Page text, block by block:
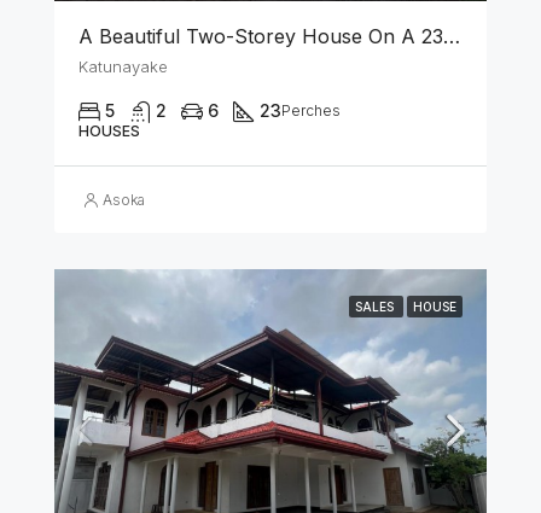
A Beautiful Two-Storey House On A 23 Perch Land Is For Sale In Katunayake
Katunayake
5 2 6 23Perches
HOUSES
Asoka
SALES HOUSE